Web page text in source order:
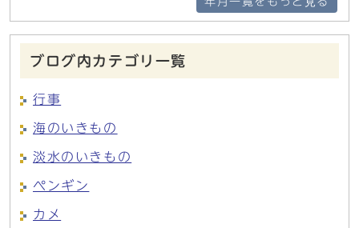
ブログ内カテゴリ一覧
行事
海のいきもの
淡水のいきもの
ペンギン
カメ